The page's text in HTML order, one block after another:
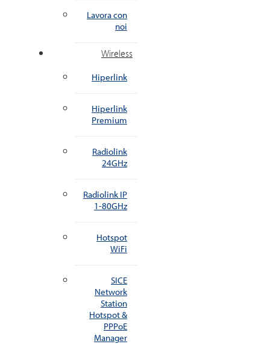
Lavora con
noi
Wireless
Hiperlink
Hiperlink
Premium
Radiolink
24GHz
Radiolink IP
1-80GHz
Hotspot
WiFi
SICE
Network
Station
Hotspot &
PPPoE
Manager